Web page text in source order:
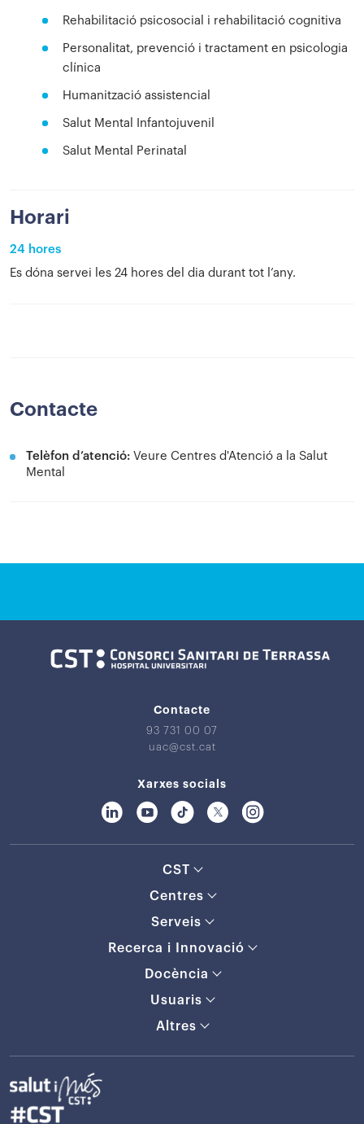
Rehabilitació psicosocial i rehabilitació cognitiva
Personalitat, prevenció i tractament en psicologia
clínica
Humanització assistencial
Salut Mental Infantojuvenil
Salut Mental Perinatal
Horari
24 hores
Es dóna servei les 24 hores del dia durant tot l’any.
Contacte
Telèfon d’atenció: Veure Centres d'Atenció a la Salut
Mental
Contacte
93 731 00 07
uac@cst.cat
Xarxes socials
CST
Centres
Serveis
Recerca i Innovació
Docència
Usuaris
Altres